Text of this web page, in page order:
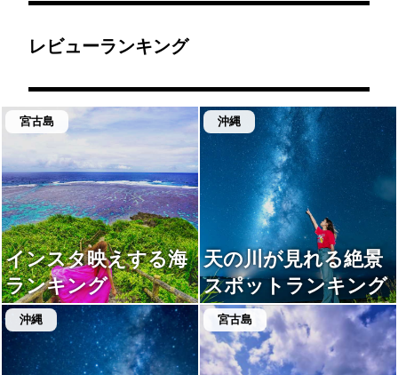
ました。
麗に合わせて写真を撮っ
レビューランキング
宮古島
インスタ映えする海
ランキング
沖縄
天の川が見れる絶景
スポットランキング
沖縄 宮古島